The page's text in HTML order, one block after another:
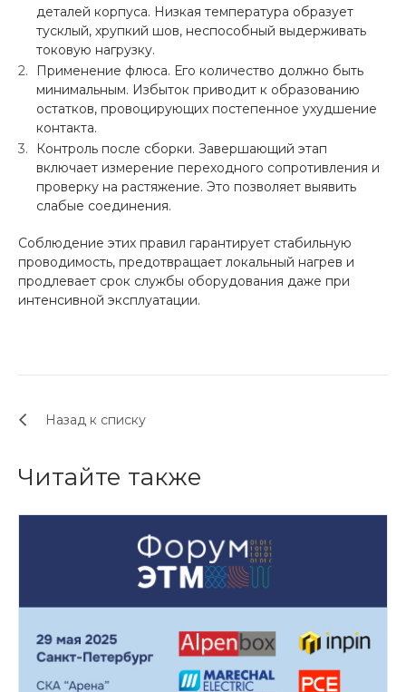
деталей корпуса. Низкая температура образует
тусклый, хрупкий шов, неспособный выдерживать
токовую нагрузку.
Применение флюса. Его количество должно быть
минимальным. Избыток приводит к образованию
остатков, провоцирующих постепенное ухудшение
контакта.
Контроль после сборки. Завершающий этап
включает измерение переходного сопротивления и
проверку на растяжение. Это позволяет выявить
слабые соединения.
Соблюдение этих правил гарантирует стабильную
проводимость, предотвращает локальный нагрев и
продлевает срок службы оборудования даже при
интенсивной эксплуатации.
Назад к списку
Читайте также